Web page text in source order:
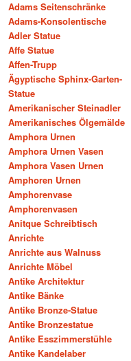
Adams Seitenschränke
Adams-Konsolentische
Adler Statue
Affe Statue
Affen-Trupp
Ägyptische Sphinx-Garten-
Statue
Amerikanischer Steinadler
Amerikanisches Ölgemälde
Amphora Urnen
Amphora Urnen Vasen
Amphora Vasen Urnen
Amphoren Urnen
Amphorenvase
Amphorenvasen
Anitque Schreibtisch
Anrichte
Anrichte aus Walnuss
Anrichte Möbel
Antike Architektur
Antike Bänke
Antike Bronze-Statue
Antike Bronzestatue
Antike Esszimmerstühle
Antike Kandelaber